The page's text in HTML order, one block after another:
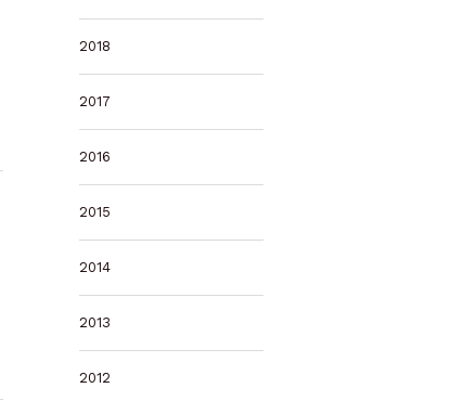
2018
2017
2016
2015
2014
2013
2012